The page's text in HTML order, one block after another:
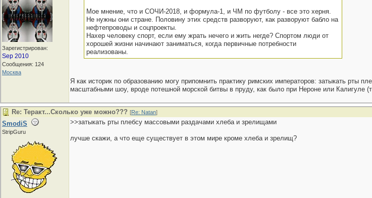
Зарегистрирован:
Sep 2010
Сообщения: 124
Москва
Мое мнение, что и СОЧИ-2018, и формула-1, и ЧМ по футболу - все это херня.
Не нужны они стране. Половину этих средств разворуют, как разворуют бабло на
нефтепроводы и соцпроекты.
Нахер человеку спорт, если ему жрать нечего и жить негде? Спортом люди от
хорошей жизни начинают заниматься, когда первичные потребности
реализованы.
Я как историк по образованию могу припомнить практику римских императоров: затыкать рты
масштабными шоу, вроде потешной морской битвы в пруду, как было при Нероне или Калигуле
Re: Теракт...Сколько уже можно??? [Re: Natan]
SmodiS
StripGuru
>>затыкать рты плебсу массовыми раздачами хлеба и зрелищами
лучше скажи, а что еще существует в этом мире кроме хлеба и зрелищ?